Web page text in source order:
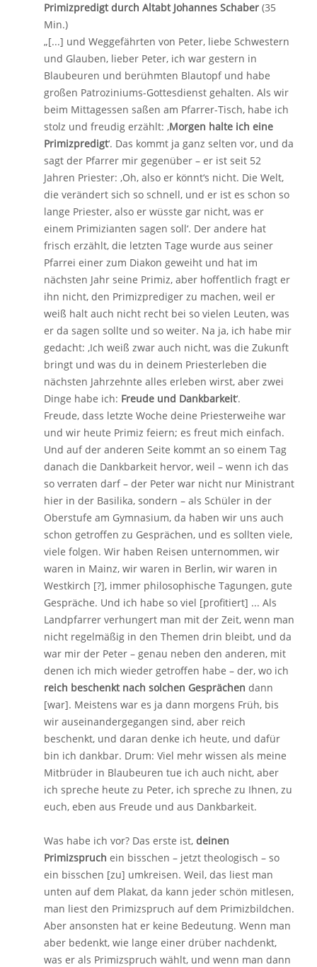
Primizpredigt durch Altabt Johannes Schaber (35
Min.)
„[...] und Weggefährten von Peter, liebe Schwestern
und Glauben, lieber Peter, ich war gestern in
Blaubeuren und berühmten Blautopf und habe
großen Patroziniums-Gottesdienst gehalten. Als wir
beim Mittagessen saßen am Pfarrer-Tisch, habe ich
stolz und freudig erzählt: ‚Morgen halte ich eine
Primizpredigt‘. Das kommt ja ganz selten vor, und da
sagt der Pfarrer mir gegenüber – er ist seit 52
Jahren Priester: ‚Oh, also er könnt‘s nicht. Die Welt,
die verändert sich so schnell, und er ist es schon so
lange Priester, also er wüsste gar nicht, was er
einem Primizianten sagen soll‘. Der andere hat
frisch erzählt, die letzten Tage wurde aus seiner
Pfarrei einer zum Diakon geweiht und hat im
nächsten Jahr seine Primiz, aber hoffentlich fragt er
ihn nicht, den Primizprediger zu machen, weil er
weiß halt auch nicht recht bei so vielen Leuten, was
er da sagen sollte und so weiter. Na ja, ich habe mir
gedacht: ‚Ich weiß zwar auch nicht, was die Zukunft
bringt und was du in deinem Priesterleben die
nächsten Jahrzehnte alles erleben wirst, aber zwei
Dinge habe ich: Freude und Dankbarkeit‘.
Freude, dass letzte Woche deine Priesterweihe war
und wir heute Primiz feiern; es freut mich einfach.
Und auf der anderen Seite kommt an so einem Tag
danach die Dankbarkeit hervor, weil – wenn ich das
so verraten darf – der Peter war nicht nur Ministrant
hier in der Basilika, sondern – als Schüler in der
Oberstufe am Gymnasium, da haben wir uns auch
schon getroffen zu Gesprächen, und es sollten viele,
viele folgen. Wir haben Reisen unternommen, wir
waren in Mainz, wir waren in Berlin, wir waren in
Westkirch [?], immer philosophische Tagungen, gute
Gespräche. Und ich habe so viel [profitiert] ... Als
Landpfarrer verhungert man mit der Zeit, wenn man
nicht regelmäßig in den Themen drin bleibt, und da
war mir der Peter – genau neben den anderen, mit
denen ich mich wieder getroffen habe – der, wo ich
reich beschenkt nach solchen Gesprächen dann
[war]. Meistens war es ja dann morgens Früh, bis
wir auseinandergegangen sind, aber reich
beschenkt, und daran denke ich heute, und dafür
bin ich dankbar. Drum: Viel mehr wissen als meine
Mitbrüder in Blaubeuren tue ich auch nicht, aber
ich spreche heute zu Peter, ich spreche zu Ihnen, zu
euch, eben aus Freude und aus Dankbarkeit.
Was habe ich vor? Das erste ist, deinen
Primizspruch ein bisschen – jetzt theologisch – so
ein bisschen [zu] umkreisen. Weil, das liest man
unten auf dem Plakat, da kann jeder schön mitlesen,
man liest den Primizspruch auf dem Primizbildchen.
Aber ansonsten hat er keine Bedeutung. Wenn man
aber bedenkt, wie lange einer drüber nachdenkt,
was er als Primizspruch wählt, und wenn man dann